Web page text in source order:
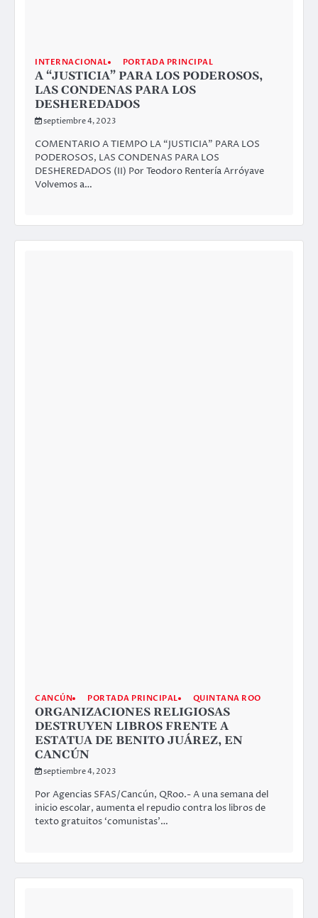
INTERNACIONAL PORTADA PRINCIPAL
A “JUSTICIA” PARA LOS PODEROSOS,
LAS CONDENAS PARA LOS
DESHEREDADOS
septiembre 4, 2023
COMENTARIO A TIEMPO LA “JUSTICIA” PARA LOS
PODEROSOS, LAS CONDENAS PARA LOS
DESHEREDADOS (II) Por Teodoro Rentería Arróyave
Volvemos a…
CANCÚN PORTADA PRINCIPAL QUINTANA ROO
ORGANIZACIONES RELIGIOSAS
DESTRUYEN LIBROS FRENTE A
ESTATUA DE BENITO JUÁREZ, EN
CANCÚN
septiembre 4, 2023
Por Agencias SFAS/Cancún, QRoo.- A una semana del
inicio escolar, aumenta el repudio contra los libros de
texto gratuitos ‘comunistas’…